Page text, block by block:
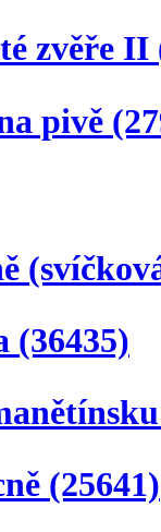
zvěře II
pivě
(36435)
(25641)